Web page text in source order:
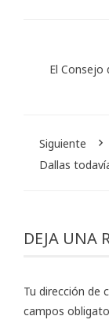
El Consejo
Siguiente
Dallas
DEJA UNA
Tu dirección de
campos